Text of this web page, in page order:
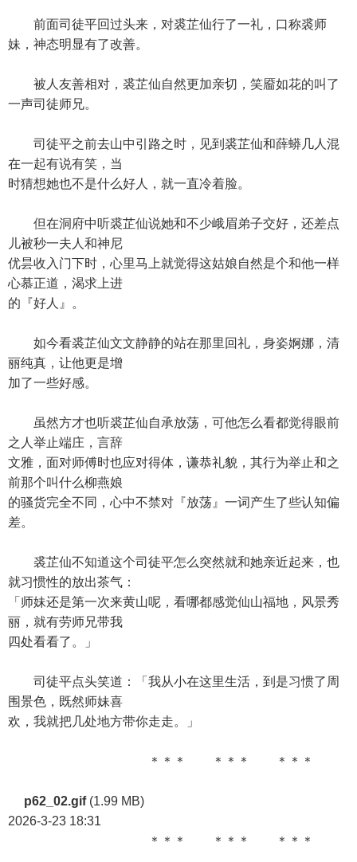
前面司徒平回过头来，对裘芷仙行了一礼，口称裘师
妹，神态明显有了改善。
被人友善相对，裘芷仙自然更加亲切，笑靥如花的叫了
一声司徒师兄。
司徒平之前去山中引路之时，见到裘芷仙和薛蟒几人混
在一起有说有笑，当
时猜想她也不是什么好人，就一直冷着脸。
但在洞府中听裘芷仙说她和不少峨眉弟子交好，还差点
儿被秒一夫人和神尼
优昙收入门下时，心里马上就觉得这姑娘自然是个和他一样
心慕正道，渴求上进
的『好人』。
如今看裘芷仙文文静静的站在那里回礼，身姿婀娜，清
丽纯真，让他更是增
加了一些好感。
虽然方才也听裘芷仙自承放荡，可他怎么看都觉得眼前
之人举止端庄，言辞
文雅，面对师傅时也应对得体，谦恭礼貌，其行为举止和之
前那个叫什么柳燕娘
的骚货完全不同，心中不禁对『放荡』一词产生了些认知偏
差。
裘芷仙不知道这个司徒平怎么突然就和她亲近起来，也
就习惯性的放出茶气：
「师妹还是第一次来黄山呢，看哪都感觉仙山福地，风景秀
丽，就有劳师兄带我
四处看看了。」
司徒平点头笑道：「我从小在这里生活，到是习惯了周
围景色，既然师妹喜
欢，我就把几处地方带你走走。」
＊＊＊ ＊＊＊ ＊＊＊
p62_02.gif(1.99 MB)
2026-3-23 18:31
＊＊＊ ＊＊＊ ＊＊＊